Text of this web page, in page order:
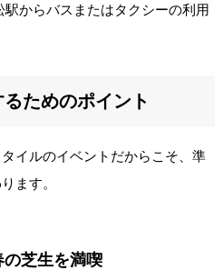
からバスまたはタクシーの利用
ためのポイント
イルのイベントだからこそ、準
ます。
芝生を満喫